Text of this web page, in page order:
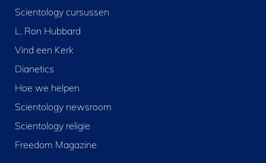
Scientology cursussen
L. Ron Hubbard
Vind een Kerk
Dianetics
Hoe we helpen
Scientology newsroom
Scientology religie
Freedom Magazine